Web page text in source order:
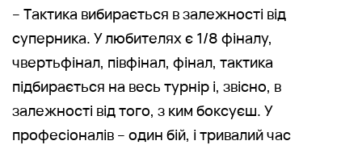
– Тактика вибирається в залежності від
суперника. У любителях є 1/8 фіналу,
чвертьфінал, півфінал, фінал, тактика
підбирається на весь турнір і, звісно, в
залежності від того, з ким боксуєш. У
професіоналів – один бій, і тривалий час